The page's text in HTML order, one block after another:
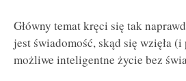
Główny temat kręci się tak
jest świadomość, skąd się wzięła
możliwe inteligentne życie bez